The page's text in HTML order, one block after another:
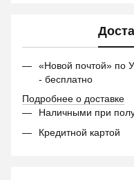
«Новой почтой» по
- бесплатно
Подробнее о доставке
Наличными при
Кредитной картой